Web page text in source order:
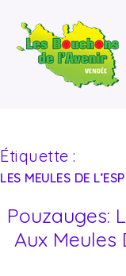
Étiquette :
LES MEULES DE
Pouzauges:
Aux Meules